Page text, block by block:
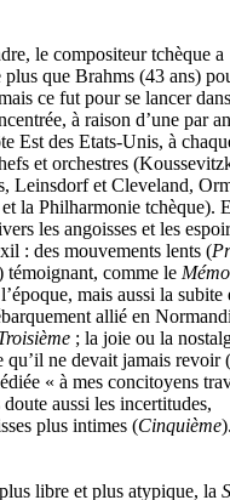
le compositeur tchèque a
plus que Brahms (43 ans)
ce fut pour se lancer
à raison d’une par
Est des Etats‑Unis, à
et orchestres
Leinsdorf et Cleveland,
la Philharmonie tchèque).
les angoisses et les
: des mouvements lents (
témoignant, comme le
mais aussi la subite
allié en
; la joie ou la
qu’il ne devait jamais revoir
« à mes concitoyens
aussi les incertitudes,
plus intimes (Cinquième
libre et plus atypique, la